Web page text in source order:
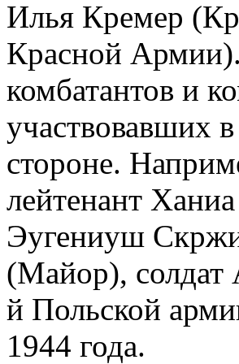
Илья Кремер
Красной
комбатантов и
участвовавших
стороне.
лейтенант
Эугениуш
(Майор),
й Польской
1944 года.